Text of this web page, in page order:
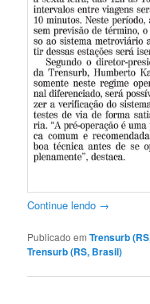
Continue lendo →
Publicado em Trensurb
Trensurb (RS, Brasil)